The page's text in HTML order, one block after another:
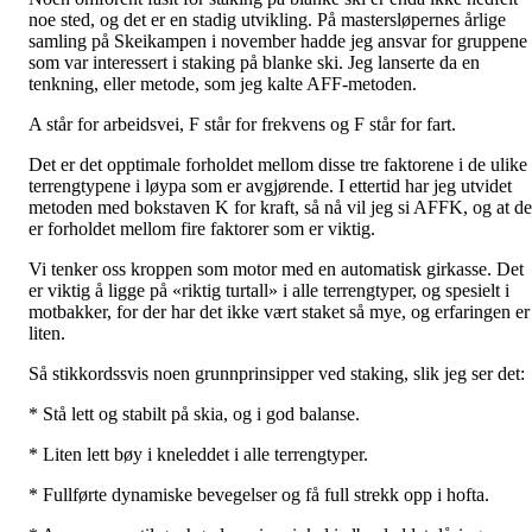
noe sted, og det er en stadig utvikling. På mastersløpernes årlige
samling på Skeikampen i november hadde jeg ansvar for gruppene
som var interessert i staking på blanke ski. Jeg lanserte da en
tenkning, eller metode, som jeg kalte AFF-metoden.
A står for arbeidsvei, F står for frekvens og F står for fart.
Det er det opptimale forholdet mellom disse tre faktorene i de ulike
terrengtypene i løypa som er avgjørende. I ettertid har jeg utvidet
metoden med bokstaven K for kraft, så nå vil jeg si AFFK, og at
er forholdet mellom fire faktorer som er viktig.
Vi tenker oss kroppen som motor med en automatisk girkasse. Det
er viktig å ligge på «riktig turtall» i alle terrengtyper, og spesielt i
motbakker, for der har det ikke vært staket så mye, og erfaringen er
liten.
Så stikkordssvis noen grunnprinsipper ved staking, slik jeg ser det:
* Stå lett og stabilt på skia, og i god balanse.
* Liten lett bøy i kneleddet i alle terrengtyper.
* Fullførte dynamiske bevegelser og få full strekk opp i hofta.